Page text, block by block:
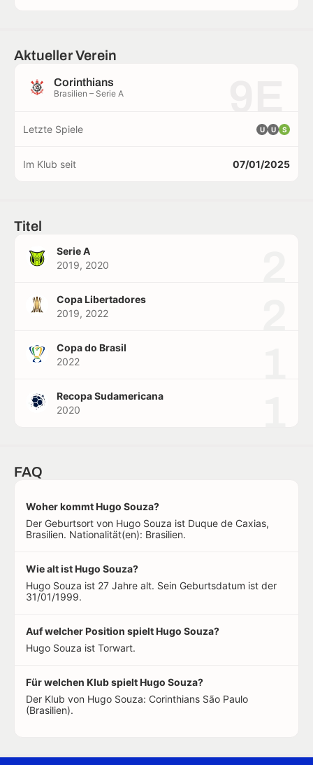
Aktueller Verein
Corinthians
Brasilien – Serie A
Letzte Spiele U U S
Im Klub seit 07/01/2025
Titel
Serie A
2019, 2020
Copa Libertadores
2019, 2022
Copa do Brasil
2022
Recopa Sudamericana
2020
FAQ
Woher kommt Hugo Souza?
Der Geburtsort von Hugo Souza ist Duque de Caxias,
Brasilien. Nationalität(en): Brasilien.
Wie alt ist Hugo Souza?
Hugo Souza ist 27 Jahre alt. Sein Geburtsdatum ist der
31/01/1999.
Auf welcher Position spielt Hugo Souza?
Hugo Souza ist Torwart.
Für welchen Klub spielt Hugo Souza?
Der Klub von Hugo Souza: Corinthians São Paulo
(Brasilien).